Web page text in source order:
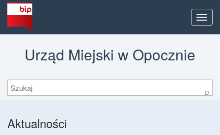
Menu
Urząd Miejski w Opocznie
Szukaj
⚲
Aktualności